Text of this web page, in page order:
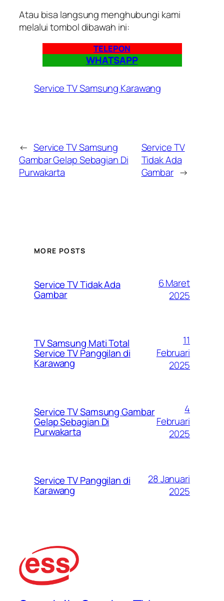
Atau bisa langsung menghubungi kami
melalui tombol dibawah ini:
TELEPON
WHATSAPP
Service TV Samsung Karawang
← Service TV Samsung
Gambar Gelap Sebagian Di
Purwakarta
Service TV
Tidak Ada
Gambar →
MORE POSTS
Service TV Tidak Ada
Gambar
6 Maret
2025
TV Samsung Mati Total
Service TV Panggilan di
Karawang
11
Februari
2025
Service TV Samsung Gambar
Gelap Sebagian Di
Purwakarta
4
Februari
2025
Service TV Panggilan di
Karawang
28 Januari
2025